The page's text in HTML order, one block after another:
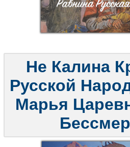
Не Калина
Русской
Марья